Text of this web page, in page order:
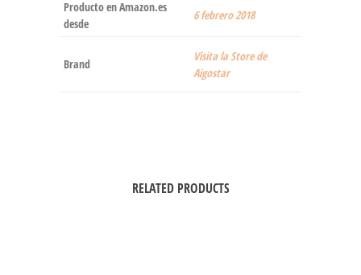
Producto en Amazon.es
desde
6 febrero 2018
Brand
Visita la Store de
Aigostar
RELATED PRODUCTS